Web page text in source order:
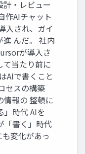
・レビュー
作AIチャット
⼊され、ガイ
進 んだ。 社内
が導⼊さ
て当たり前に
AIで書くこと
セスの構築
情報の 整頓に
」時代 AIを
「書く」時代
変化があっ